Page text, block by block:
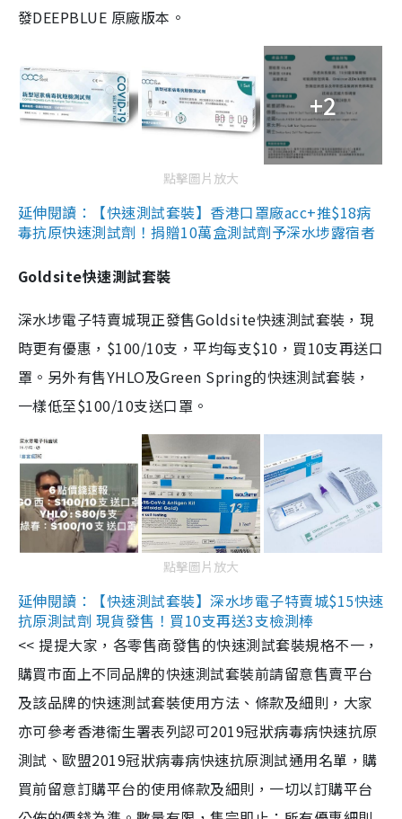
發DEEPBLUE 原廠版本。
+2
點擊圖片放大
延伸閱讀：【快速測試套裝】香港口罩廠acc+推$18病
毒抗原快速測試劑！捐贈10萬盒測試劑予深水埗露宿者
Goldsite快速測試套裝
深水埗電子特賣城現正發售Goldsite快速測試套裝，現
時更有優惠，$100/10支，平均每支$10，買10支再送口
罩。另外有售YHLO及Green Spring的快速測試套裝，
一樣低至$100/10支送口罩。
點擊圖片放大
延伸閱讀：【快速測試套裝】深水埗電子特賣城$15快速
抗原測試劑 現貨發售！買10支再送3支檢測棒
<< 提提大家，各零售商發售的快速測試套裝規格不一，
購買市面上不同品牌的快速測試套裝前請留意售賣平台
及該品牌的快速測試套裝使用方法、條款及細則，大家
亦可參考香港衞生署表列認可2019冠狀病毒病快速抗原
測試、歐盟2019冠狀病毒病快速抗原測試通用名單，購
買前留意訂購平台的使用條款及細則，一切以訂購平台